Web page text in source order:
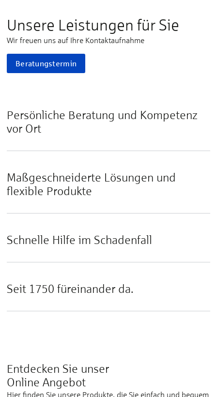
Unsere Leistungen für Sie
Wir freuen uns auf Ihre Kontaktaufnahme
Beratungstermin
Persönliche Beratung und Kompetenz
vor Ort
Maßgeschneiderte Lösungen und
flexible Produkte
Schnelle Hilfe im Schadenfall
Seit 1750 füreinander da.
Entdecken Sie unser
Online Angebot
Hier finden Sie unsere Produkte, die Sie einfach und bequem